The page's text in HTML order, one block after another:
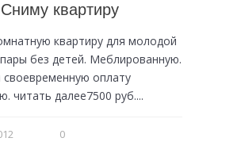
квартиру
квартиру для молодой
без детей. Меблированную.
своевременную оплату
читать далее7500 руб....
0